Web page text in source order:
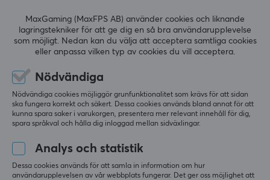
inte laggar och missar skottet i de viktigaste
ögonblicken. Vi har allt från trådlösa routrar, switchar
och range-extenders från TP-Link till
SPECIFIKATIONER
EGENSKAPER
Svart
0.0
5
0%
4
0%
3
0%
LÄMNA RECENSION
Mer från vårt Community
MaxGaming (MaxFPS AB) använder cookies och liknande
lagringstekniker för att ge dig en så bra användarupplevelse
som möjligt. Nedan kan du välja att acceptera samtliga cookies
eller anpassa vilken typ av cookies du vill acceptera.
Nödvändiga
Nödvändiga cookies möjliggör grunfunktionalitet som krävs för att sidan
ska fungera korrekt och säkert. Dessa cookies används bland annat för att
kunna spara saker i varukorgen, presentera mer relevant innehåll för dig,
spara språkval och hålla dig inloggad mellan sidväxlingar.
Analys och statistik
Dessa cookies används för att samla in information om hur
användarupplevelsen av vår webbplats fungerar. Det ger oss möjlighet att